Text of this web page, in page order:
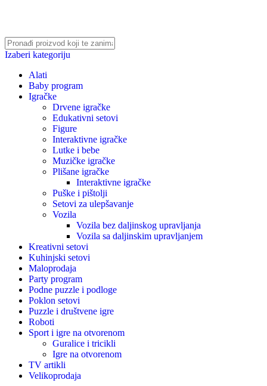
Izaberi kategoriju
Alati
Baby program
Igračke
Drvene igračke
Edukativni setovi
Figure
Interaktivne igračke
Lutke i bebe
Muzičke igračke
Plišane igračke
Interaktivne igračke
Puške i pištolji
Setovi za ulepšavanje
Vozila
Vozila bez daljinskog upravljanja
Vozila sa daljinskim upravljanjem
Kreativni setovi
Kuhinjski setovi
Maloprodaja
Party program
Podne puzzle i podloge
Poklon setovi
Puzzle i društvene igre
Roboti
Sport i igre na otvorenom
Guralice i tricikli
Igre na otvorenom
TV artikli
Velikoprodaja